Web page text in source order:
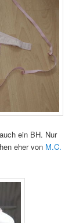
ein BH. Nur
eher von M.C.